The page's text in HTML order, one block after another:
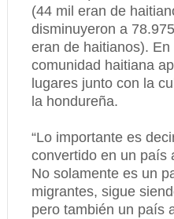
(44 mil eran de
disminuyeron a
eran de haitianos).
comunidad haitiana
lugares junto con la
la hondureña.
“Lo importante es
convertido en un país
No solamente es un
migrantes, sigue
pero también un país